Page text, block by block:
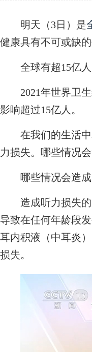
明天（3日）是
健康具有不可或缺的
全球有超15亿
2021年世界卫生
影响超过15亿人。
在我们的生活中
力损失。哪些情况
哪些情况会造
造成听力损失的
导致在任何年龄段
耳内积液（中耳炎
损失。